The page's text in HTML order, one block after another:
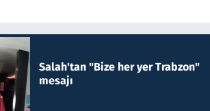
Salah'tan "Bize her yer Trabzon"
mesajı